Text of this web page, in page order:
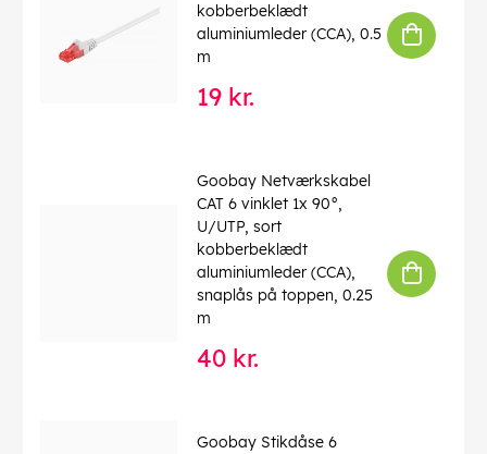
4040849520822
kobberbeklædt
aluminiumleder (CCA), 0.5
m
19 kr.
Goobay Netværkskabel
CAT 6 vinklet 1x 90°,
U/UTP, sort
kobberbeklædt
aluminiumleder (CCA),
snaplås på toppen, 0.25
m
40 kr.
Goobay Stikdåse 6